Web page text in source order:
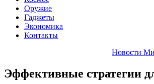
Оружие
Гаджеты
Экономика
Контакты
Новости
Эффективные стратегии